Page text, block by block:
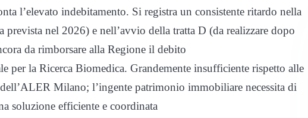
l’elevato indebitamento. Si registra un consistente ritardo nella
prevista nel 2026) e nell’avvio della tratta D (da realizzare dopo
da rimborsare alla Regione il debito
per la Ricerca Biomedica. Grandemente insufficiente rispetto alle
Milano; l’ingente patrimonio immobiliare necessita di
soluzione efficiente e coordinata